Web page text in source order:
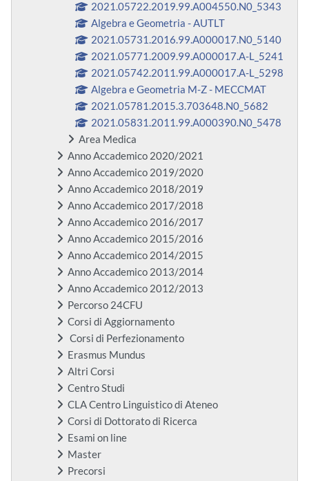
2021.05722.2019.99.A004550.N0_5343
Algebra e Geometria - AUTLT
2021.05731.2016.99.A000017.N0_5140
2021.05771.2009.99.A000017.A-L_5241
2021.05742.2011.99.A000017.A-L_5298
Algebra e Geometria M-Z - MECCMAT
2021.05781.2015.3.703648.N0_5682
2021.05831.2011.99.A000390.N0_5478
Area Medica
Anno Accademico 2020/2021
Anno Accademico 2019/2020
Anno Accademico 2018/2019
Anno Accademico 2017/2018
Anno Accademico 2016/2017
Anno Accademico 2015/2016
Anno Accademico 2014/2015
Anno Accademico 2013/2014
Anno Accademico 2012/2013
Percorso 24CFU
Corsi di Aggiornamento
Corsi di Perfezionamento
Erasmus Mundus
Altri Corsi
Centro Studi
CLA Centro Linguistico di Ateneo
Corsi di Dottorato di Ricerca
Esami on line
Master
Precorsi